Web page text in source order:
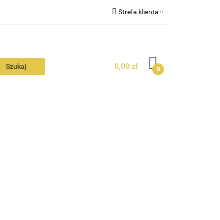
Strefa klienta
Dodaj zgłoszenie
0,00 zł 0